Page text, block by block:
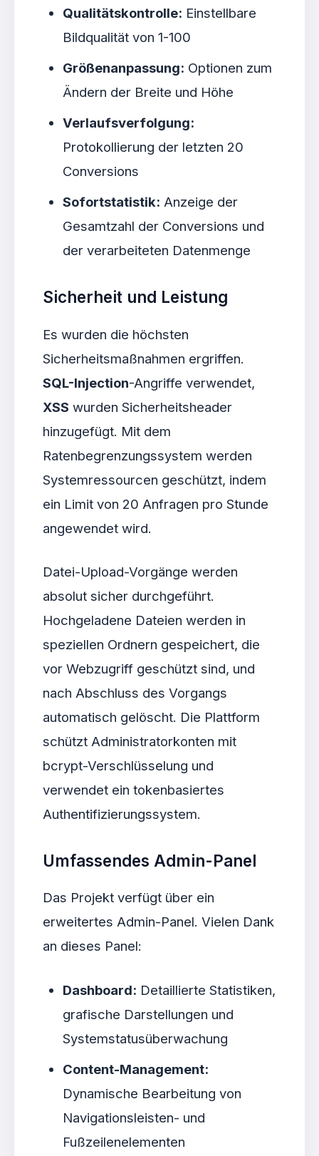
Qualitätskontrolle: Einstellbare
Bildqualität von 1-100
Größenanpassung: Optionen zum
Ändern der Breite und Höhe
Verlaufsverfolgung:
Protokollierung der letzten 20
Conversions
Sofortstatistik: Anzeige der
Gesamtzahl der Conversions und
der verarbeiteten Datenmenge
Sicherheit und Leistung
Es wurden die höchsten
Sicherheitsmaßnahmen ergriffen.
SQL-Injection-Angriffe verwendet,
XSS wurden Sicherheitsheader
hinzugefügt. Mit dem
Ratenbegrenzungssystem werden
Systemressourcen geschützt, indem
ein Limit von 20 Anfragen pro Stunde
angewendet wird.
Datei-Upload-Vorgänge werden
absolut sicher durchgeführt.
Hochgeladene Dateien werden in
speziellen Ordnern gespeichert, die
vor Webzugriff geschützt sind, und
nach Abschluss des Vorgangs
automatisch gelöscht. Die Plattform
schützt Administratorkonten mit
bcrypt-Verschlüsselung und
verwendet ein tokenbasiertes
Authentifizierungssystem.
Umfassendes Admin-Panel
Das Projekt verfügt über ein
erweitertes Admin-Panel. Vielen Dank
an dieses Panel:
Dashboard: Detaillierte Statistiken,
grafische Darstellungen und
Systemstatusüberwachung
Content-Management:
Dynamische Bearbeitung von
Navigationsleisten- und
Fußzeilenelementen